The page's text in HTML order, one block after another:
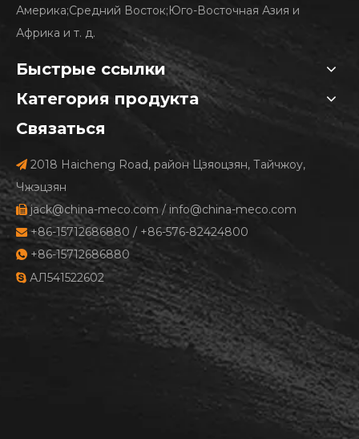
Америка;Средний Восток;Юго-Восточная Азия и
Африка и т. д.
Быстрые ссылки
Категория продукта
Связаться
 2018 Haicheng Road, район Цзяоцзян, Тайчжоу,
Чжэцзян
 jack@china-meco.com / info@china-meco.com
 +86-15712686880 / +86-576-82424800
 +86-15712686880
 АЛ541522602